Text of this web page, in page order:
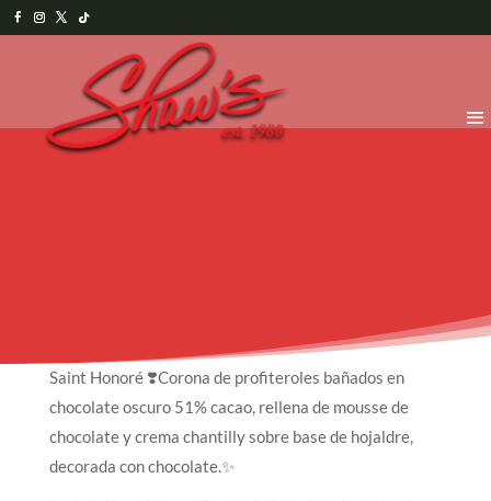
Saint Honoré ❣️Corona de profiteroles bañados en
chocolate oscuro 51% cacao, rellena de mousse de
chocolate y crema chantilly sobre base de hojaldre,
decorada con chocolate.✨